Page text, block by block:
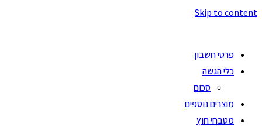
Skip to content
פרטי חשבון
כלי הגשה
סכום
מוצרים נוספים
מטבחי חוץ